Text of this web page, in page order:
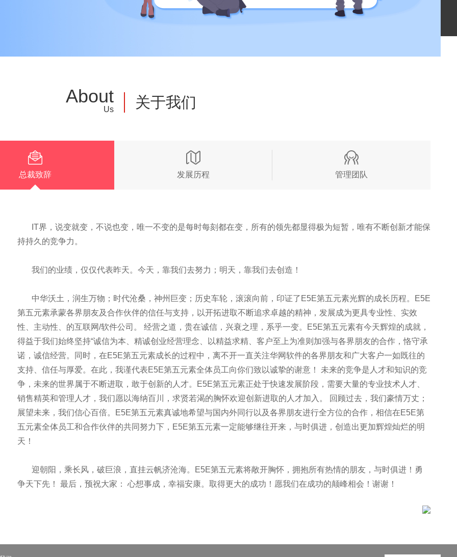
About
Us 关于我们
总裁致辞 发展历程 管理团队
IT界，说变就变，不说也变，唯一不变的是每时每刻都在变，所有的领先都显得极为短暂，唯有不断创新才能保
持持久的竞争力。
我们的业绩，仅仅代表昨天。今天，靠我们去努力；明天，靠我们去创造！
中华沃土，润生万物；时代沧桑，神州巨变；历史车轮，滚滚向前，印证了E5E第五元素光辉的成长历程。E5E
第五元素承蒙各界朋友及合作伙伴的信任与支持，以开拓进取不断追求卓越的精神，发展成为更具专业性、实效
性、主动性、的互联网/软件公司。 经营之道，贵在诚信，兴衰之理，系乎一变。E5E第五元素有今天辉煌的成就，
得益于我们始终坚持“诚信为本、精诚创业经营理念、以精益求精、客户至上为准则加强与各界朋友的合作，恪守承
诺，诚信经营。同时，在E5E第五元素成长的过程中，离不开一直关注华网软件的各界朋友和广大客户一如既往的
支持、信任与厚爱。在此，我谨代表E5E第五元素全体员工向你们致以诚挚的谢意！ 未来的竞争是人才和知识的竞
争，未来的世界属于不断进取，敢于创新的人才。E5E第五元素正处于快速发展阶段，需要大量的专业技术人才、
销售精英和管理人才，我们愿以海纳百川，求贤若渴的胸怀欢迎创新进取的人才加入。 回顾过去，我们豪情万丈；
展望未来，我们信心百倍。E5E第五元素真诚地希望与国内外同行以及各界朋友进行全方位的合作，相信在E5E第
五元素全体员工和合作伙伴的共同努力下，E5E第五元素一定能够继往开来，与时俱进，创造出更加辉煌灿烂的明
天！
迎朝阳，乘长风，破巨浪，直挂云帆济沧海。E5E第五元素将敞开胸怀，拥抱所有热情的朋友，与时俱进！勇
争天下先！ 最后，预祝大家： 心想事成，幸福安康。取得更大的成功！愿我们在成功的颠峰相会！谢谢！